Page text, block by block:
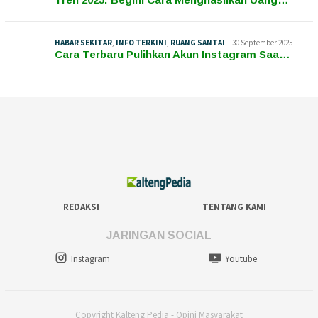
HABAR SEKITAR, INFO TERKINI, RUANG SANTAI 30 September 2025
Cara Terbaru Pulihkan Akun Instagram Saa…
REDAKSI TENTANG KAMI
JARINGAN SOCIAL
Instagram
Youtube
Copyright Kalteng Pedia - Opini Masyarakat